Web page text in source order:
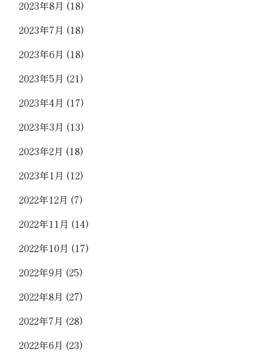
2023年8月 (18)
2023年7月 (18)
2023年6月 (18)
2023年5月 (21)
2023年4月 (17)
2023年3月 (13)
2023年2月 (18)
2023年1月 (12)
2022年12月 (7)
2022年11月 (14)
2022年10月 (17)
2022年9月 (25)
2022年8月 (27)
2022年7月 (28)
2022年6月 (23)